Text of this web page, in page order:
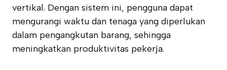
vertikal. Dengan sistem ini, pengguna dapat
mengurangi waktu dan tenaga yang diperlukan
dalam pengangkutan barang, sehingga
meningkatkan produktivitas pekerja.